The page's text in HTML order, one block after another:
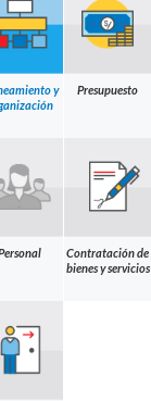
y
Presupuesto
Contratación de
bienes y servicios